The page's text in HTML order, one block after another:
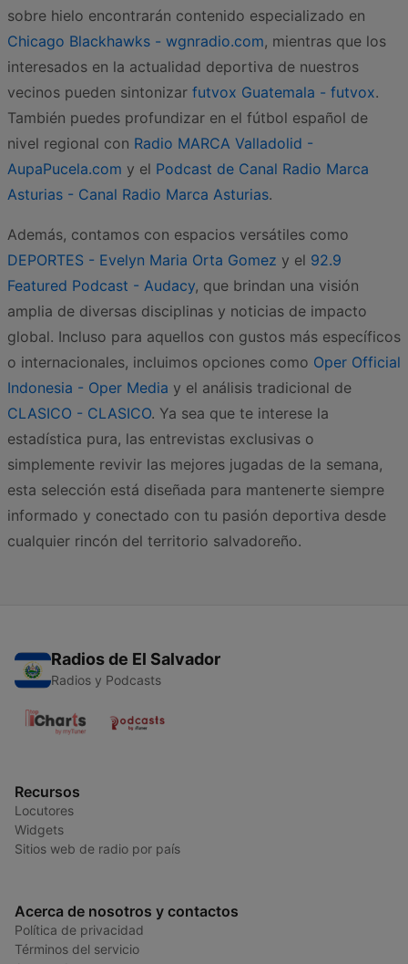
sobre hielo encontrarán contenido especializado en
Chicago Blackhawks - wgnradio.com, mientras que los
interesados en la actualidad deportiva de nuestros
vecinos pueden sintonizar futvox Guatemala - futvox.
También puedes profundizar en el fútbol español de
nivel regional con Radio MARCA Valladolid -
AupaPucela.com y el Podcast de Canal Radio Marca
Asturias - Canal Radio Marca Asturias.
Además, contamos con espacios versátiles como
DEPORTES - Evelyn Maria Orta Gomez y el 92.9
Featured Podcast - Audacy, que brindan una visión
amplia de diversas disciplinas y noticias de impacto
global. Incluso para aquellos con gustos más específicos
o internacionales, incluimos opciones como Oper Official
Indonesia - Oper Media y el análisis tradicional de
CLASICO - CLASICO. Ya sea que te interese la
estadística pura, las entrevistas exclusivas o
simplemente revivir las mejores jugadas de la semana,
esta selección está diseñada para mantenerte siempre
informado y conectado con tu pasión deportiva desde
cualquier rincón del territorio salvadoreño.
Radios de El Salvador
Radios y Podcasts
Recursos
Locutores
Widgets
Sitios web de radio por país
Acerca de nosotros y contactos
Política de privacidad
Términos del servicio